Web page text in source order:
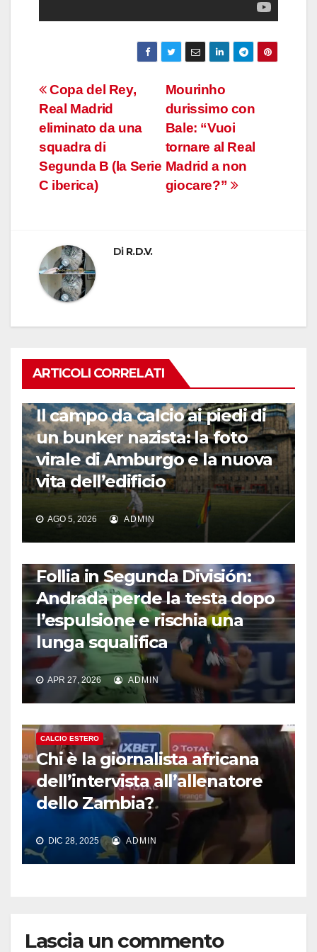
Navigazione
articoli
Mourinho
durissimo con
Bale: “Vuoi
tornare al Real
Madrid a non
giocare?”
Copa del Rey,
Real Madrid
eliminato da una
squadra di
Segunda B (la Serie
C iberica)
Di R.D.V.
ARTICOLI CORRELATI
Il campo da calcio ai piedi di
un bunker nazista: la foto
virale di Amburgo e la nuova
vita dell’edificio
AGO 5, 2026 ADMIN
Follia in Segunda División:
Andrada perde la testa dopo
l’espulsione e rischia una
lunga squalifica
APR 27, 2026 ADMIN
CALCIO ESTERO
Chi è la giornalista africana
dell’intervista all’allenatore
dello Zambia?
DIC 28, 2025 ADMIN
Lascia un commento